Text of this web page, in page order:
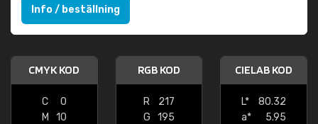
Info / beställning
CMYK KOD
C
0
M
10
RGB KOD
R
217
G
195
CIELAB KOD
L*
80.32
a*
5.95